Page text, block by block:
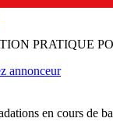
PRATIQUE
annonceur
en cours de